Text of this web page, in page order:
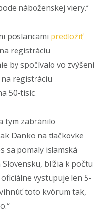
náboženskej viery.“
poslancami predložiť
na registráciu
by spočívalo vo zvýšení
registráciu
50-tisíc.
tým zabránilo
Danko na tlačkovke
sa pomaly islamská
blížia k počtu
vystupuje len 5-
toto kvórum tak,